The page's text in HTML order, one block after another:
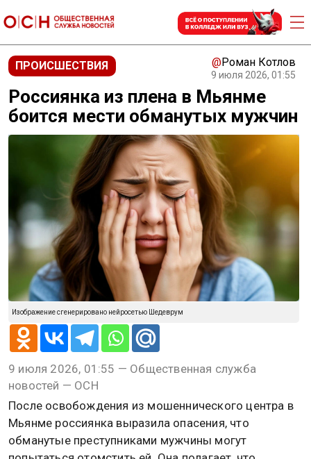
ПРОИСШЕСТВИЯ @Роман Котлов
9 июля 2026, 01:55
Россиянка из плена в Мьянме
боится мести обманутых мужчин
Изображение сгенерировано нейросетью Шедеврум
9 июля 2026, 01:55 — Общественная служба
новостей — ОСН
После освобождения из мошеннического центра в
Мьянме россиянка выразила опасения, что
обманутые преступниками мужчины могут